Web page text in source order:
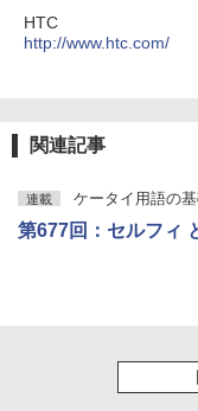
HTC
http://www.htc.com/
関連記事
連載 ケータイ用語の
第677回：セルフィ